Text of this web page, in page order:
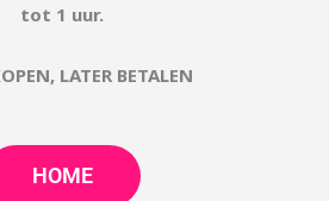
tot 1 uur.
LATER BETALEN
HOME